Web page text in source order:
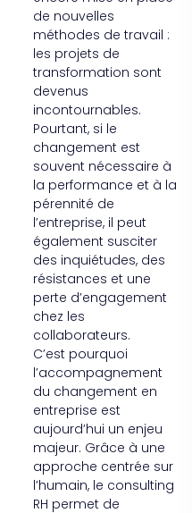
de nouvelles
méthodes de travail :
les projets de
transformation sont
devenus
incontournables.
Pourtant, si le
changement est
souvent nécessaire à
la performance et à la
pérennité de
l’entreprise, il peut
également susciter
des inquiétudes, des
résistances et une
perte d’engagement
chez les
collaborateurs.
C’est pourquoi
l’accompagnement
du changement en
entreprise est
aujourd’hui un enjeu
majeur. Grâce à une
approche centrée sur
l’humain, le consulting
RH permet de